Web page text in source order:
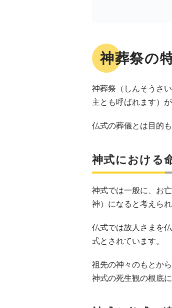
神葬祭の
神葬祭（しんそうさ
主とも呼ばれます）
仏式の葬儀とは目的
神式における
神式では一般に、お
神）になると考えら
仏式では故人さまを
式とされています。
祖先の神々のもとか
神式の死生観の根底